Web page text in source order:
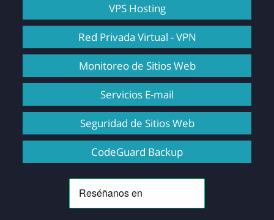
VPS Hosting
Red Privada Virtual - VPN
Monitoreo de Sitios Web
Servicios E-mail
Seguridad de Sitios Web
CodeGuard Backup